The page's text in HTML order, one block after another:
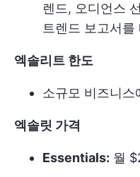
렌드, 오디언스
트렌드 보고서
엑솔리트 한도
소규모 비즈니
엑솔릿 가격
Essentials: 월